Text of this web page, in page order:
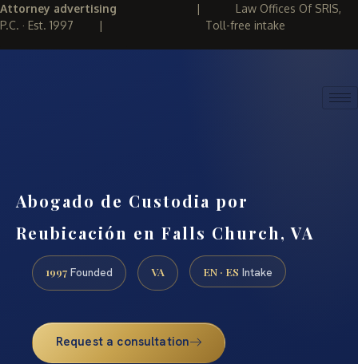
Attorney advertising | Law Offices Of SRIS,
P.C. · Est. 1997 | Toll-free intake
Abogado de Custodia por
Reubicación en Falls Church, VA
1997 Founded VA EN · ES Intake
Request a consultation